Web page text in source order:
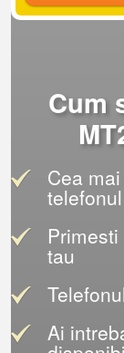
Cum
Cea
tau
Ai